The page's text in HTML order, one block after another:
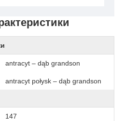
antracyt – dąb grandson
antracyt połysk – dąb grandson
147